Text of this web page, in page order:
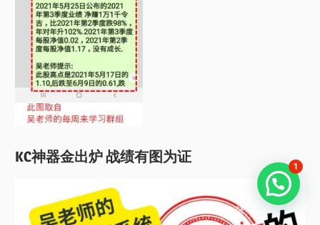
KC神器金出炉 战绩有图为证
1